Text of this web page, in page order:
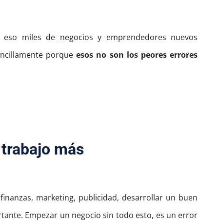
miles de negocios y emprendedores nuevos
porqueesos no son los peores errores
más
marketing, publicidad, desarrollar un buen
Empezar un negocio sin todo esto, es un error